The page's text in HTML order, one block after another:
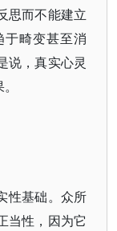
思而不能建立
畸变甚至消
说，真实心灵
性基础。众所
当性，因为它